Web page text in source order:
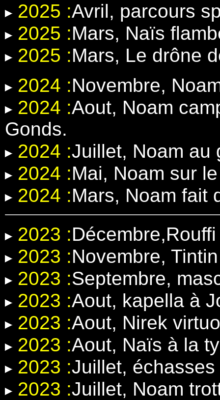
2025 :Avril, parcours
2025 :Mars, Naïs
2025 :Mars, Le drône
2024 :Novembre,
2024 :Aout, Noam
Gonds.
2024 :Juillet, Noam au
2024 :Mai, Noam sur
2024 :Mars, Noam fait
2023 :
2023 :Novembre,
2023 :Septembre,
2023 :Aout, kapella à
2023 :Aout, Nirek
2023 :Aout, Naïs à la
2023 :Juillet,
2023 :Juillet, Noam